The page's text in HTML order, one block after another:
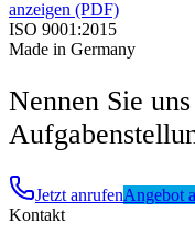
anzeigen (PDF)
ISO 9001:2015
Made in Germany
Nennen Sie
Jetzt anrufenAngebot
Kontakt